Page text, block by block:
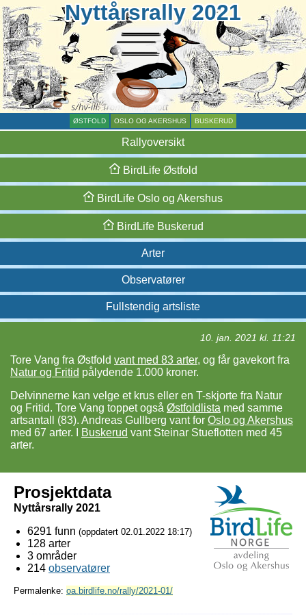
Nyttårsrally 2021
ØSTFOLD OSLO OG AKERSHUS BUSKERUD
Rallyoversikt
BirdLifeØstfold
BirdLife Oslo og Akershus
BirdLifeBuskerud
Arter
Observatører
Fullstendig artsliste
10. jan. 2021 kl. 11:21
Tore Vang fra Østfold vant med 83 arter, og får gavekort fra
Natur og Fritid pålydende 1.000 kroner.
Delvinnerne kan velge et krus eller en T-skjorte fra Natur
og Fritid. Tore Vang toppet også Østfoldlista med samme
artsantall (83). Andreas Gullberg vant for Oslo og Akershus
med 67 arter. I
Buskerud vant Steinar Stueflotten med 45
arter.
Prosjektdata
Nyttårsrally 2021
6291 funn (oppdatert 02.01.2022 18:17)
128 arter
3 områder
214 observatører
Permalenke: oa.birdlife.no/rally/2021-01/